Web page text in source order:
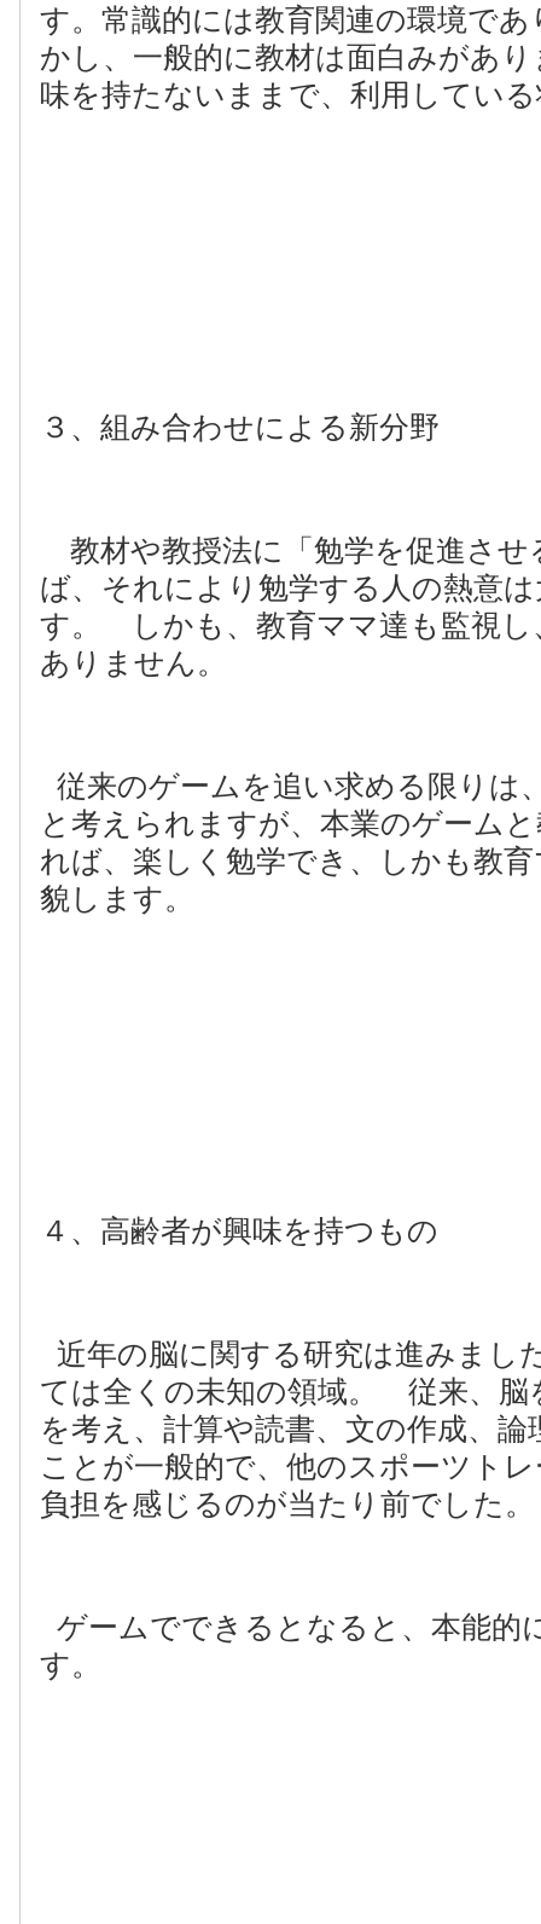
す。常識的には教育関連の環境で
かし、一般的に教材は面白みがあ
味を持たないままで、利用してい
３、組み合わせによる新分野
教材や教授法に「勉学を促進させ
ば、それにより勉学する人の熱意
す。 しかも、教育ママ達も監視し
ありません。
従来のゲームを追い求める限りは
と考えられますが、本業のゲーム
れば、楽しく勉学でき、しかも教
貌します。
４、高齢者が興味を持つもの
近年の脳に関する研究は進みまし
ては全くの未知の領域。 従来、脳
を考え、計算や読書、文の作成、
ことが一般的で、他のスポーツト
負担を感じるのが当たり前でした。
ゲームでできるとなると、本能的
す。